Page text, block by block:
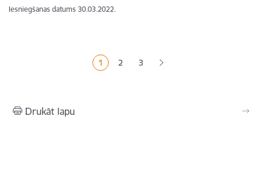
Iesniegšanas datums 30.03.2022.
Pašreizējā lapa
1 Lapa
2 Lapa
3
Drukāt lapu